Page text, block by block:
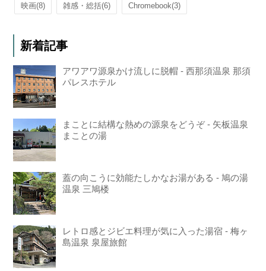
映画(8) 雑感・総括(6) Chromebook(3)
新着記事
アワアワ源泉かけ流しに脱帽 - 西那須温泉 那須
パレスホテル
まことに結構な熱めの源泉をどうぞ - 矢板温泉
まことの湯
蓋の向こうに効能たしかなお湯がある - 鳩の湯
温泉 三鳩楼
レトロ感とジビエ料理が気に入った湯宿 - 梅ヶ
島温泉 泉屋旅館